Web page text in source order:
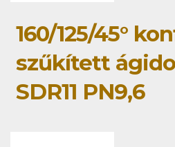
160/125/45°
szűkített
SDR11 PN9,6